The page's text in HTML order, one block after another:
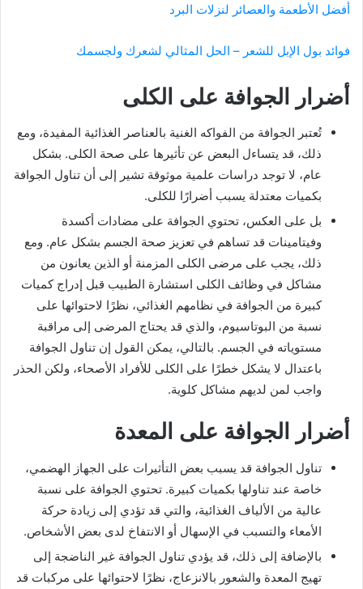
أفضل الأطعمة والعصائر لنزلات البرد
فوائد بول الإبل للشعر – الحل المثالي لشعرك ولجسمك
أضرار الجوافة على الكلى
تُعتبر الجوافة من الفواكه الغنية بالعناصر الغذائية المفيدة، ومع
ذلك، قد يتساءل البعض عن تأثيرها على صحة الكلى. بشكل
عام، لا توجد دراسات علمية موثوقة تشير إلى أن تناول الجوافة
بكميات معتدلة يسبب أضرارًا للكلى.
بل على العكس، تحتوي الجوافة على مضادات أكسدة
وفيتامينات قد تساهم في تعزيز صحة الجسم بشكل عام. ومع
ذلك، يجب على مرضى الكلى المزمنة أو الذين يعانون من
مشاكل في وظائف الكلى استشارة الطبيب قبل إدراج كميات
كبيرة من الجوافة في نظامهم الغذائي، نظرًا لاحتوائها على
نسبة من البوتاسيوم، والذي قد يحتاج المرضى إلى مراقبة
مستوياته في الجسم. بالتالي، يمكن القول إن تناول الجوافة
باعتدال لا يشكل خطرًا على الكلى للأفراد الأصحاء، ولكن الحذر
واجب لمن لديهم مشاكل كلوية.
أضرار الجوافة على المعدة
تناول الجوافة قد يسبب بعض التأثيرات على الجهاز الهضمي،
خاصة عند تناولها بكميات كبيرة. تحتوي الجوافة على نسبة
عالية من الألياف الغذائية، والتي قد تؤدي إلى زيادة حركة
الأمعاء والتسبب في الإسهال أو الانتفاخ لدى بعض الأشخاص.
بالإضافة إلى ذلك، قد يؤدي تناول الجوافة غير الناضجة إلى
تهيج المعدة والشعور بالانزعاج، نظرًا لاحتوائها على مركبات قد